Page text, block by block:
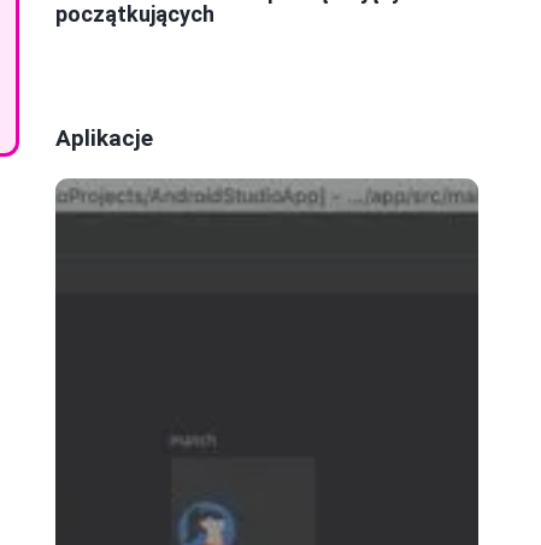
początkujących
Aplikacje